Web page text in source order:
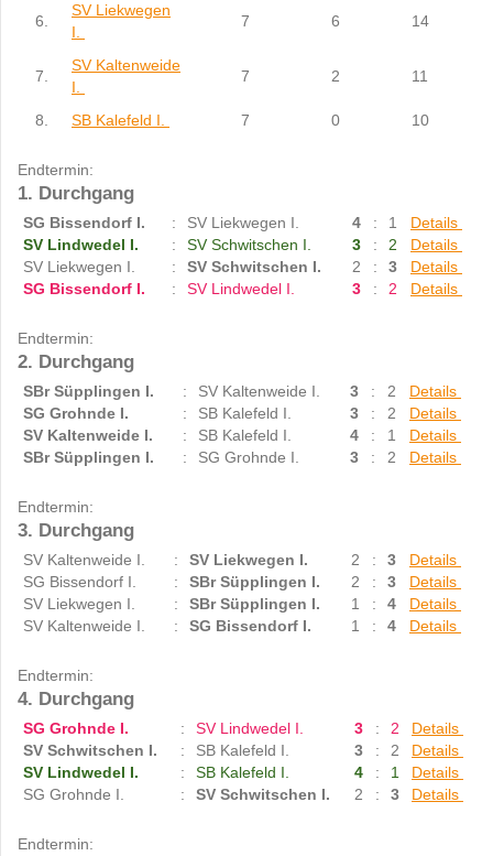
6.
SV Liekwegen
I.
7 6 14
7.
SV Kaltenweide
I.
7 2 11
8. SB Kalefeld I. 7 0 10
Endtermin:
1. Durchgang
SG Bissendorf I.
SV Lindwedel I.
SV Liekwegen I.
SG Bissendorf I.
:
:
:
:
SV Liekwegen I.
SV Schwitschen I.
SV Schwitschen I.
SV Lindwedel I.
4
3
2
3
:
:
:
:
1
2
3
2
Details
Details
Details
Details
Endtermin:
2. Durchgang
SBr Süpplingen I.
SG Grohnde I.
SV Kaltenweide I.
SBr Süpplingen I.
:
:
:
:
SV Kaltenweide I.
SB Kalefeld I.
SB Kalefeld I.
SG Grohnde I.
3
3
4
3
:
:
:
:
2
2
1
2
Details
Details
Details
Details
Endtermin:
3. Durchgang
SV Kaltenweide I.
SG Bissendorf I.
SV Liekwegen I.
SV Kaltenweide I.
:
:
:
:
SV Liekwegen I.
SBr Süpplingen I.
SBr Süpplingen I.
SG Bissendorf I.
2
2
1
1
:
:
:
:
3
3
4
4
Details
Details
Details
Details
Endtermin:
4. Durchgang
SG Grohnde I.
SV Schwitschen I.
SV Lindwedel I.
SG Grohnde I.
:
:
:
:
SV Lindwedel I.
SB Kalefeld I.
SB Kalefeld I.
SV Schwitschen I.
3
3
4
2
:
:
:
:
2
2
1
3
Details
Details
Details
Details
Endtermin: